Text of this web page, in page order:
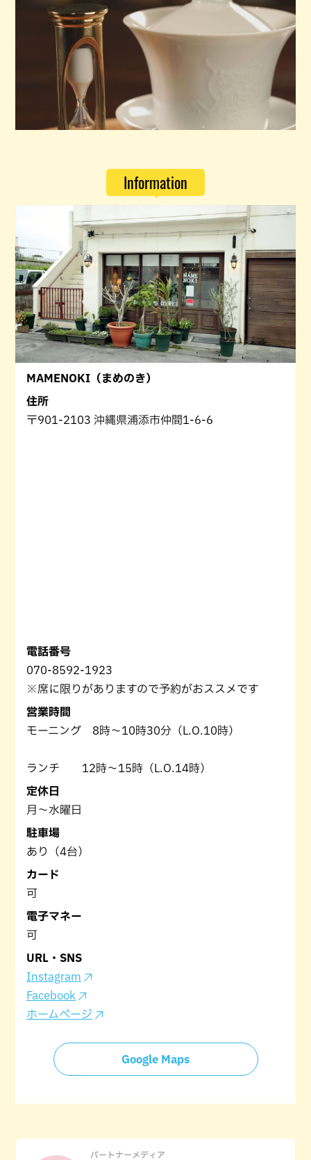
Information
MAMENOKI（まめのき）
住所
〒901-2103 沖縄県浦添市仲間1-6-6
電話番号
070-8592-1923
※席に限りがありますので予約がおススメです
営業時間
モーニング 8時～10時30分（L.O.10時）
ランチ 12時～15時（L.O.14時）
定休日
月〜水曜日
駐車場
あり（4台）
カード
可
電子マネー
可
URL・SNS
Instagram
Facebook
ホームページ
Google Maps
パートナーメディア